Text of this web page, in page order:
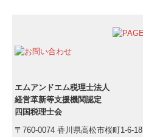
エムアンドエム税理士法人
経営革新等支援機関認定
四国税理士会
〒760-0074 香川県高松市桜町1-6-18